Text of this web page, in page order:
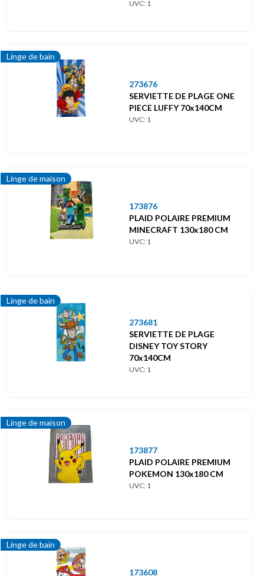
UVC: 1
Linge de bain
273676
SERVIETTE DE PLAGE ONE
PIECE LUFFY 70x140CM
UVC: 1
Linge de maison
173876
PLAID POLAIRE PREMIUM
MINECRAFT 130x180 CM
UVC: 1
Linge de bain
273681
SERVIETTE DE PLAGE
DISNEY TOY STORY
70x140CM
UVC: 1
Linge de maison
173877
PLAID POLAIRE PREMIUM
POKEMON 130x180 CM
UVC: 1
Linge de bain
173608